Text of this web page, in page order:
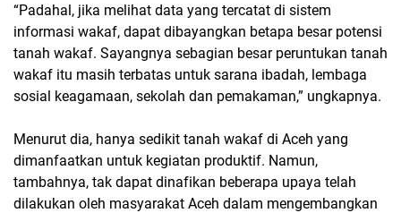
“Padahal, jika melihat data yang tercatat di sistem
informasi wakaf, dapat dibayangkan betapa besar potensi
tanah wakaf. Sayangnya sebagian besar peruntukan tanah
wakaf itu masih terbatas untuk sarana ibadah, lembaga
sosial keagamaan, sekolah dan pemakaman,” ungkapnya.
Menurut dia, hanya sedikit tanah wakaf di Aceh yang
dimanfaatkan untuk kegiatan produktif. Namun,
tambahnya, tak dapat dinafikan beberapa upaya telah
dilakukan oleh masyarakat Aceh dalam mengembangkan